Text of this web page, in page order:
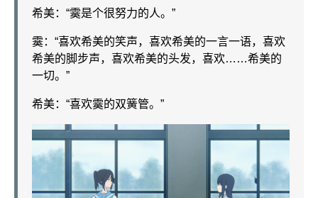
希美：“霙是个很努力的人。”
霙：“喜欢希美的笑声，喜欢希美的一言一语，喜欢
希美的脚步声，喜欢希美的头发，喜欢……希美的
一切。”
希美：“喜欢霙的双簧管。”